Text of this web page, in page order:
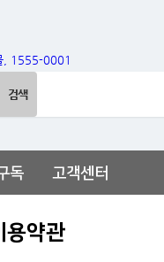
검색
독 고객센터
용약관